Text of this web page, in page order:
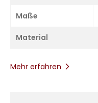
Maße
Material
Mehr erfahren